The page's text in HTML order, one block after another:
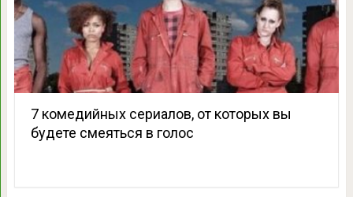
7 комедийных сериалов, от которых вы
будете смеяться в голос